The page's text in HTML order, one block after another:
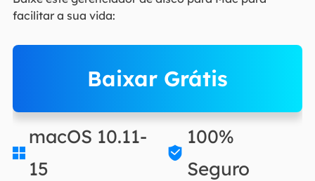
facilitar a sua vida:
Baixar Grátis

macOS 10.11-
15

100%
Seguro